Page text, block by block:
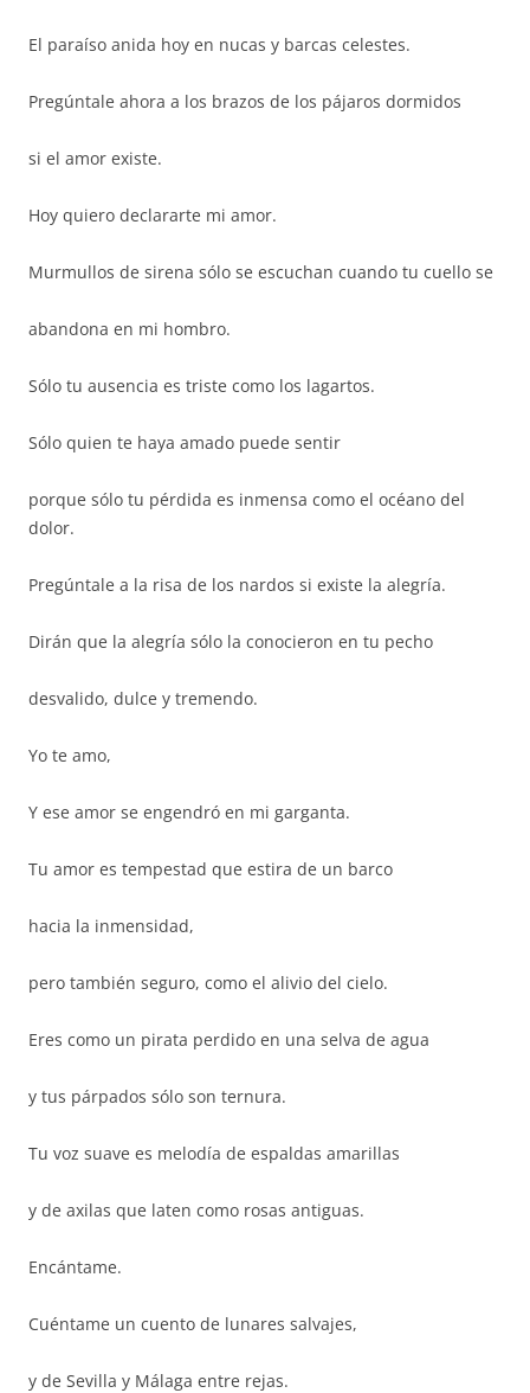
El paraíso anida hoy en nucas y barcas celestes.
Pregúntale ahora a los brazos de los pájaros dormidos
si el amor existe.
Hoy quiero declararte mi amor.
Murmullos de sirena sólo se escuchan cuando tu cuello se
abandona en mi hombro.
Sólo tu ausencia es triste como los lagartos.
Sólo quien te haya amado puede sentir
porque sólo tu pérdida es inmensa como el océano del
dolor.
Pregúntale a la risa de los nardos si existe la alegría.
Dirán que la alegría sólo la conocieron en tu pecho
desvalido, dulce y tremendo.
Yo te amo,
Y ese amor se engendró en mi garganta.
Tu amor es tempestad que estira de un barco
hacia la inmensidad,
pero también seguro, como el alivio del cielo.
Eres como un pirata perdido en una selva de agua
y tus párpados sólo son ternura.
Tu voz suave es melodía de espaldas amarillas
y de axilas que laten como rosas antiguas.
Encántame.
Cuéntame un cuento de lunares salvajes,
y de Sevilla y Málaga entre rejas.